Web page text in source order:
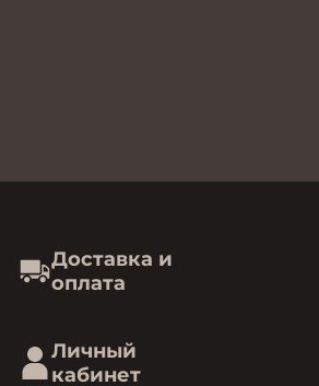
Доставка и
оплата
Личный
кабинет